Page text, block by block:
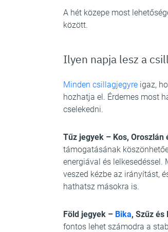
A hét közepe most
között.
Ilyen napja lesz a
Minden csillagjegyre igaz,
hozhatja el. Érdemes most
cselekedni.
Tűz jegyek – Kos, Oroszlán
támogatásának
energiával és lelkesedéssel.
veszed kézbe az irányítást,
hathatsz másokra is.
Föld jegyek – Bika, Szűz és
fontos lehet számodra a